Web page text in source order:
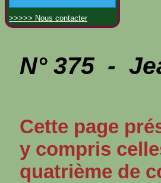
>>>>> Nous contacter
N° 375 -
Cette page
y compris
quatrième de